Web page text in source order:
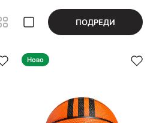
ПОДРЕДИ
Ново